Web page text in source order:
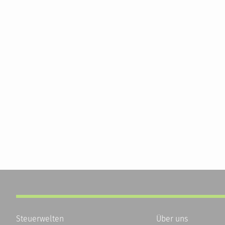
Steuerwelten
Über uns